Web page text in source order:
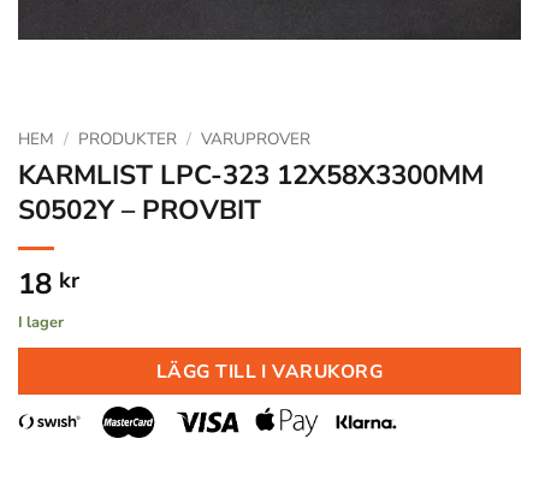
HEM / PRODUKTER / VARUPROVER
KARMLIST LPC-323 12X58X3300MM
S0502Y – PROVBIT
18 kr
I lager
LÄGG TILL I VARUKORG